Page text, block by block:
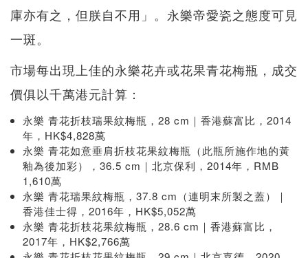
庫亦有之，但朕自不用」。永樂帝愛瓷之態度可見
一斑。
市場每出現上佳的永樂花卉或花果青花梅瓶，成交
價俱以千萬港元計算：
永樂 青花折枝瑞果紋梅瓶，28 cm｜香港蘇富比，2014
年，HK$4,828萬
永樂 青花如意垂肩折枝花果紋梅瓶（此瓶所施作地的黃
釉為後加彩），36.5 cm｜北京保利，2014年，RMB
1,610萬
永樂 青花瑞果紋梅瓶，37.8 cm（連明末所製之蓋）｜
香港佳士得，2016年，HK$5,052萬
永樂 青花折枝花果紋梅瓶，28.6 cm｜香港蘇富比，
2017年，HK$2,766萬